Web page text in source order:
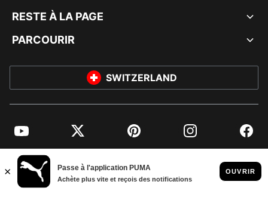
RESTE À LA PAGE
PARCOURIR
SWITZERLAND
YouTube Twitter Pinterest Instagram
© PUMA EUROPE GMBH, 2026. TOUS DROITS RÉSERVÉS
MENTIONS ET DONNÉES LÉGALES